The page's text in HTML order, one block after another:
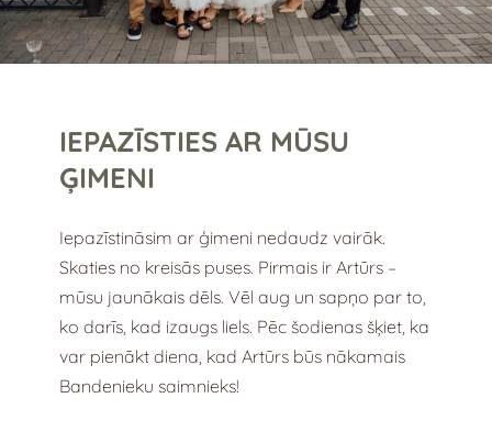
IEPAZĪSTIES AR MŪSU
ĢIMENI
Iepazīstināsim ar ģimeni nedaudz vairāk.
Skaties no kreisās puses. Pirmais ir Artūrs –
mūsu jaunākais dēls. Vēl aug un sapņo par to,
ko darīs, kad izaugs liels. Pēc šodienas šķiet, ka
var pienākt diena, kad Artūrs būs nākamais
Bandenieku saimnieks!